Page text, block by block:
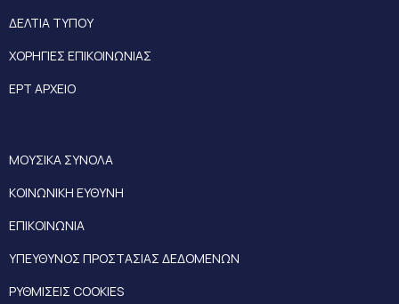
ΔΕΛΤΙΑ ΤΥΠΟΥ
ΧΟΡΗΓΙΕΣ ΕΠΙΚΟΙΝΩΝΙΑΣ
ΕΡΤ ΑΡΧΕΙΟ
ΜΟΥΣΙΚΑ ΣΥΝΟΛΑ
ΚΟΙΝΩΝΙΚΗ ΕΥΘΥΝΗ
ΕΠΙΚΟΙΝΩΝΙΑ
ΥΠΕΥΘΥΝΟΣ ΠΡΟΣΤΑΣΙΑΣ ΔΕΔΟΜΕΝΩΝ
ΡΥΘΜΙΣΕΙΣ COOKIES